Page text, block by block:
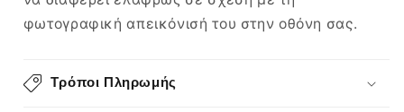
φωτογραφική απεικόνισή του στην οθόνη σας.
Τρόποι Πληρωμής